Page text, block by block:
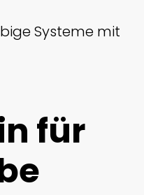
Systeme mit
für